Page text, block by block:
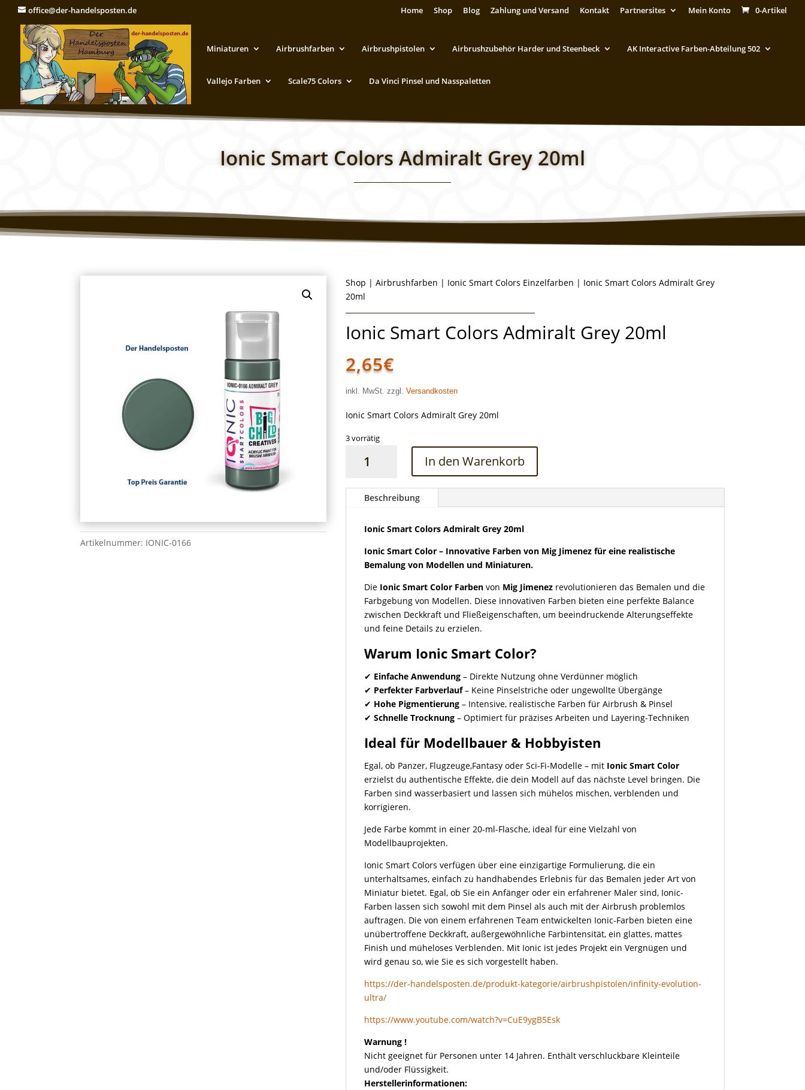
office@der-handelsposten.de Home Shop Blog Zahlung und Versand Kontakt Partnersites Mein Konto 0-Artikel
Miniaturen Airbrushfarben Airbrushpistolen Airbrushzubehör Harder und Steenbeck AK Interactive Farben-Abteilung 502
Vallejo Farben Scale75 Colors Da Vinci Pinsel und Nasspaletten
Ionic Smart Colors Admiralt Grey 20ml
Artikelnummer: IONIC-0166
Shop |Airbrushfarben | Ionic Smart Colors Einzelfarben | Ionic Smart Colors Admiralt Grey
20ml
Ionic Smart Colors Admiralt Grey 20ml
2,65€
inkl. MwSt. zzgl.Versandkosten
Ionic Smart Colors Admiralt Grey 20ml
3 vorrätig
Smart
Admiralt
Menge
In den Warenkorb
Beschreibung
Ionic Smart Colors Admiralt Grey 20ml
Ionic Smart Color – Innovative Farben von Mig Jimenez für eine realistische
Bemalung von Modellen und Miniaturen.
Die Ionic Smart Color Farben von Mig Jimenez revolutionieren das Bemalen und die
Farbgebung von Modellen. Diese innovativen Farben bieten eine perfekte Balance
zwischen Deckkraft und Fließeigenschaften, um beeindruckende Alterungseffekte
und feine Details zu erzielen.
Warum Ionic Smart Color?
✔ Einfache Anwendung – Direkte Nutzung ohne Verdünner möglich
✔ Perfekter Farbverlauf– Keine Pinselstriche oder ungewollte Übergänge
✔ Hohe Pigmentierung – Intensive, realistische Farben für Airbrush & Pinsel
✔Schnelle Trocknung – Optimiert für präzises Arbeiten und Layering-Techniken
Ideal für Modellbauer & Hobbyisten
Egal, ob Panzer, Flugzeuge,Fantasy oder Sci-Fi-Modelle – mit Ionic Smart Color
erzielst du authentische Effekte, die dein Modell auf das nächste Level bringen. Die
Farben sind wasserbasiert und lassen sich mühelos mischen, verblenden und
korrigieren.
Jede Farbe kommt in einer 20-ml-Flasche, ideal für eine Vielzahl von
Modellbauprojekten.
Ionic Smart Colors verfügen über eine einzigartige Formulierung, die ein
unterhaltsames, einfach zu handhabendes Erlebnis für das Bemalen jeder Art von
Miniatur bietet. Egal, ob Sie ein Anfänger oder ein erfahrener Maler sind, Ionic-
Farben lassen sich sowohl mit dem Pinsel als auch mit der Airbrush problemlos
auftragen. Die von einem erfahrenen Team entwickelten Ionic-Farben bieten eine
unübertroffene Deckkraft, außergewöhnliche Farbintensität, ein glattes, mattes
Finish und müheloses Verblenden. Mit Ionic ist jedes Projekt ein Vergnügen und
wird genau so, wie Sie es sich vorgestellt haben.
https://der-handelsposten.de/produkt-kategorie/airbrushpistolen/infinity-evolution-
ultra/
https://www.youtube.com/watch?v=CuE9ygB5Esk
Warnung !
Nicht geeignet für Personen unter 14 Jahren. Enthält verschluckbare Kleinteile
und/oder Flüssigkeit.
Herstellerinformationen: